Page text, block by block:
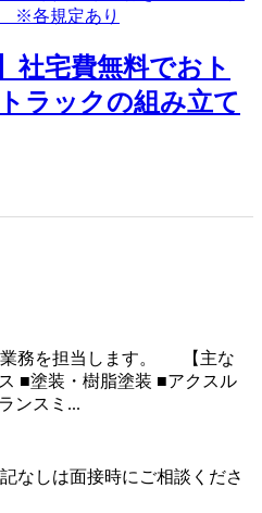
社宅費無料でおト
ラックの組み立て
業務を担当します。 【主な
■塗装・樹脂塗装 ■アクスル
ンスミ...
なしは面接時にご相談くださ